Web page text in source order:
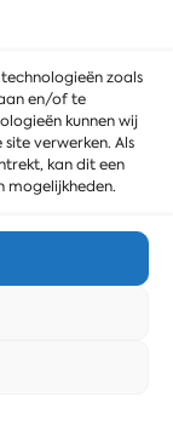
zoals
en/of te
kunnen wij
verwerken. Als
kan dit een
mogelijkheden.
en